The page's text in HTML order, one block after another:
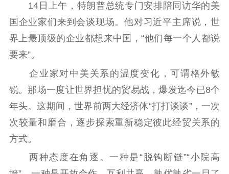
14日上午，特朗普总统专门安排陪同访华的美
国企业家们来到会谈现场。他对习近平主席说，世
界上最顶级的企业都想来中国，“他们每一个人都说
要来”。
企业家对中美关系的温度变化，可谓格外敏
锐。那场一度让世界担忧的贸易战，爆发迄今已8个
年头。这期间，世界前两大经济体“打打谈谈”，一次
次较量和磨合，逐步探索重新稳定彼此经贸关系的
方式。
两种态度在角逐。一种是“脱钩断链”“小院高